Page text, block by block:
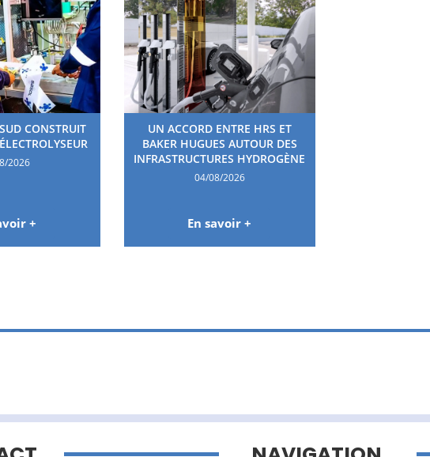
CONSTRUIT
2026
+
UN ACCORD ENTRE HRS ET
BAKER HUGUES AUTOUR DES
INFRASTRUCTURES HYDROGÈNE
04/08/2026
En savoir +